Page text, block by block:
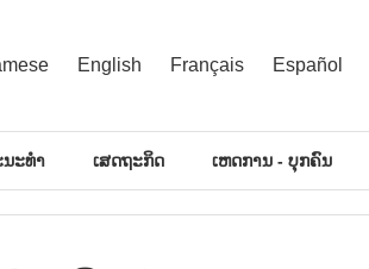
English Français Español
ະທຳ ເສດຖະກິດ ເຫດການ - ບຸກຄົນ